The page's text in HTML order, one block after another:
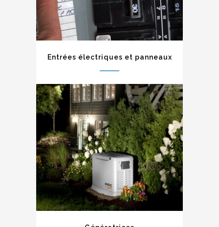
Entrées électriques et panneaux